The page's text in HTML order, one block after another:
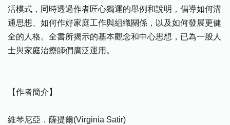
活模式，同時透過作者匠心獨運的舉例和說明，倡導如何溝
通思想、如何作好家庭工作與組織關係，以及如何發展更健
全的人格。全書所揭示的基本觀念和中心思想，已為一般人
士與家庭治療師們廣泛運用。
【作者簡介】
維琴尼亞．薩提爾(Virginia Satir)